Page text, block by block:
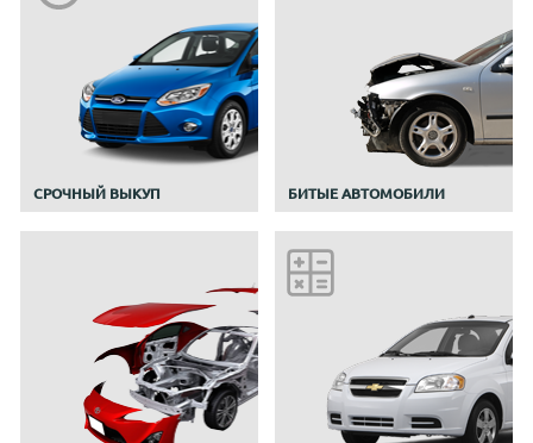
CРОЧНЫЙ ВЫКУП БИТЫЕ АВТОМОБИЛИ